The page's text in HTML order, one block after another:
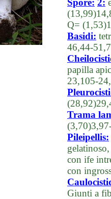
Spore: 2:
Q=
Basidi:
46,44-
papilla
23,105-
Trama
Pileipellis:
con ife
con
Giunti a